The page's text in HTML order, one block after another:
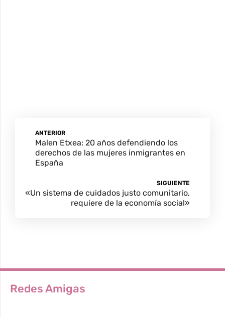
ANTERIOR
Malen Etxea: 20 años defendiendo los
derechos de las mujeres inmigrantes en
España
SIGUIENTE
«Un sistema de cuidados justo comunitario,
requiere de la economía social»
Redes Amigas